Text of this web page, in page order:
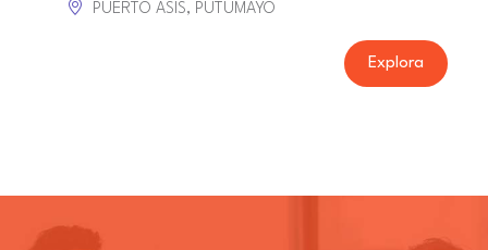
PUERTO ASIS, PUTUMAYO
Explora